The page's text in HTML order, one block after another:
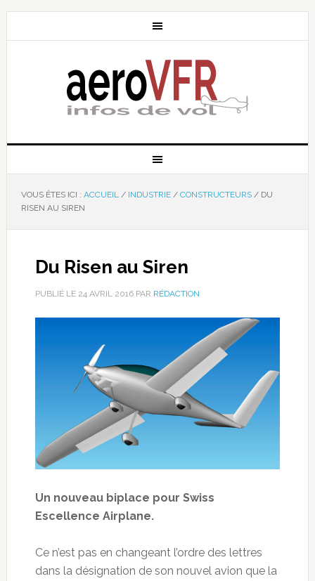
VOUS ÊTES ICI : ACCUEIL / INDUSTRIE / CONSTRUCTEURS /DU
RISEN AU SIREN
Du Risen au Siren
PUBLIÉ LE 24 AVRIL 2016PAR RÉDACTION
Un nouveau biplace pour Swiss
Escellence Airplane.
Ce n’est pas en changeant l’ordre des lettres
dans la désignation de son nouvel avion que la